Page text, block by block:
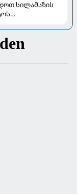
სილამაზის